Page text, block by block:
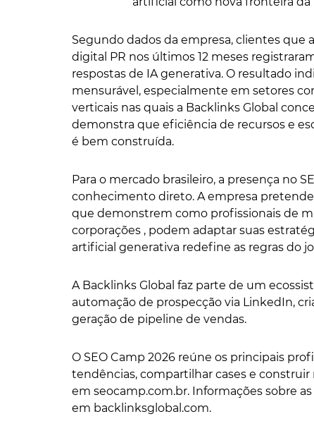
Segundo dados da empresa, clientes
digital PR nos últimos 12 meses
respostas de IA generativa. O resultado
mensurável, especialmente em setores
verticais nas quais a Backlinks Global
demonstra que eficiência de recursos e
é bem construída.
Para o mercado brasileiro, a presença no
conhecimento direto. A empresa
que demonstrem como profissionais de
corporações , podem adaptar suas
artificial generativa redefine as regras do
A Backlinks Global faz parte de um
automação de prospecção via LinkedIn,
geração de pipeline de vendas.
O SEO Camp 2026 reúne os principais
tendências, compartilhar cases e
em seocamp.com.br. Informações sobre
em backlinksglobal.com.